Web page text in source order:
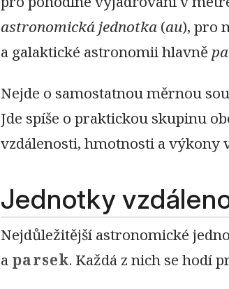
astronomická jednotka (au), pro
a galaktické astronomii hlavně
Nejde o samostatnou měrnou
Jde spíše o praktickou skupinu
vzdálenosti, hmotnosti a výkony
Jednotky
Nejdůležitější astronomické
a parsek. Každá z nich se hodí